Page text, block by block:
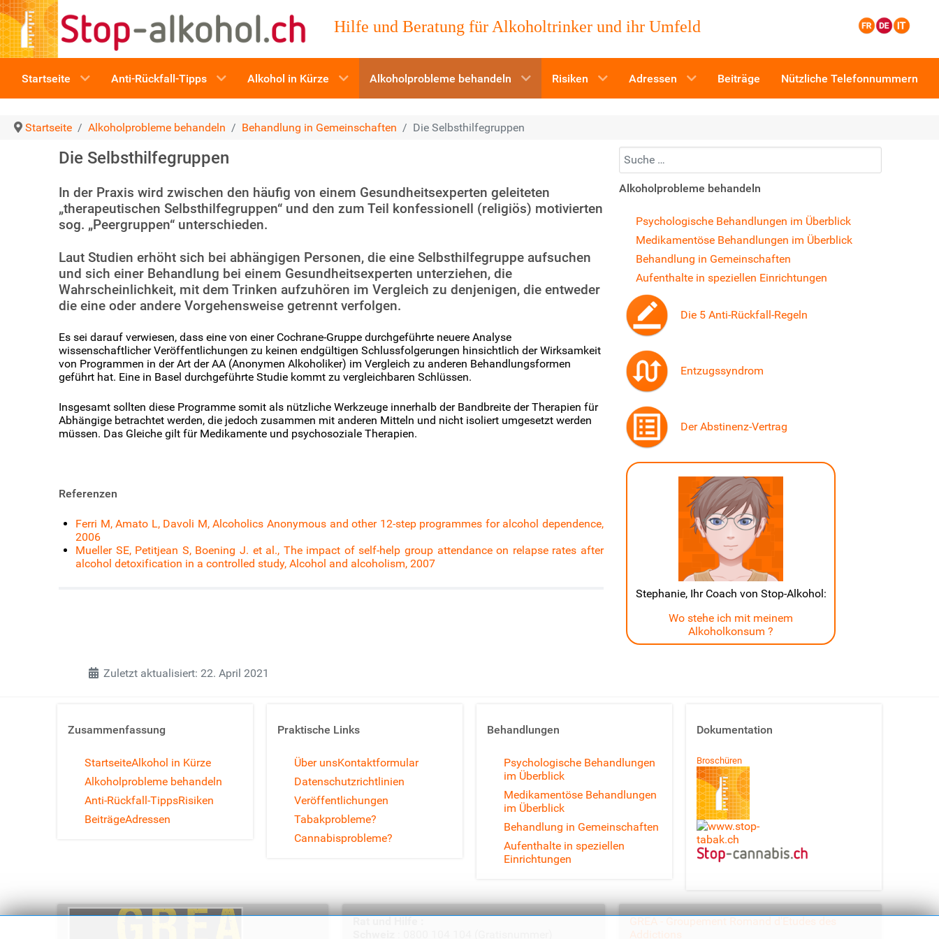
Hilfe und Beratung für Alkoholtrinker und ihr Umfeld
Startseite Anti-Rückfall-Tipps Alkohol in Kürze Alkoholprobleme behandeln Risiken Adressen Beiträge Nützliche Telefonnummern
Startseite Alkoholprobleme behandeln Behandlung in Gemeinschaften Die Selbsthilfegruppen
Die Selbsthilfegruppen
In der Praxis wird zwischen den häufig von einem Gesundheitsexperten geleiteten
„therapeutischen Selbsthilfegruppen“ und den zum Teil konfessionell (religiös) motivierten
sog. „Peergruppen“ unterschieden.
Laut Studien erhöht sich bei abhängigen Personen, die eine Selbsthilfegruppe aufsuchen
und sich einer Behandlung bei einem Gesundheitsexperten unterziehen, die
Wahrscheinlichkeit, mit dem Trinken aufzuhören im Vergleich zu denjenigen, die entweder
die eine oder andere Vorgehensweise getrennt verfolgen.
Es sei darauf verwiesen, dass eine von einer Cochrane-Gruppe durchgeführte neuere Analyse
wissenschaftlicher Veröffentlichungen zu keinen endgültigen Schlussfolgerungen hinsichtlich der Wirksamkeit
von Programmen in der Art der AA (Anonymen Alkoholiker) im Vergleich zu anderen Behandlungsformen
geführt hat. Eine in Basel durchgeführte Studie kommt zu vergleichbaren Schlüssen.
Insgesamt sollten diese Programme somit als nützliche Werkzeuge innerhalb der Bandbreite der Therapien für
Abhängige betrachtet werden, die jedoch zusammen mit anderen Mitteln und nicht isoliert umgesetzt werden
müssen. Das Gleiche gilt für Medikamente und psychosoziale Therapien.
Referenzen
Ferri M, Amato L, Davoli M,Alcoholics Anonymous and other 12-step programmes for alcohol dependence,
2006
Mueller SE, Petitjean S, Boening J. et al., The impact of self-help group attendance on relapse rates after
alcohol detoxification in a controlled study, Alcohol and alcoholism, 2007
Zuletzt aktualisiert: 22. April 2021
Suchen...
Alkoholprobleme behandeln
Psychologische Behandlungen im Überblick
Medikamentöse Behandlungen im Überblick
Behandlung in Gemeinschaften
Aufenthalte in speziellen Einrichtungen
Die 5 Anti-Rückfall-Regeln
Entzugssyndrom
Der Abstinenz-Vertrag
Stephanie, Ihr Coach von Stop-Alkohol:
Wo stehe ich mit meinem
Alkoholkonsum ?
Zusammenfassung
StartseiteAlkohol in Kürze
Alkoholprobleme behandeln
Anti-Rückfall-TippsRisiken
BeiträgeAdressen
Praktische Links
Über unsKontaktformular
Datenschutzrichtlinien
Veröffentlichungen
Tabakprobleme?
Cannabisprobleme?
Behandlungen
Psychologische Behandlungen
im Überblick
Medikamentöse Behandlungen
im Überblick
Behandlung in Gemeinschaften
Aufenthalte in speziellen
Einrichtungen
Dokumentation
Broschüren